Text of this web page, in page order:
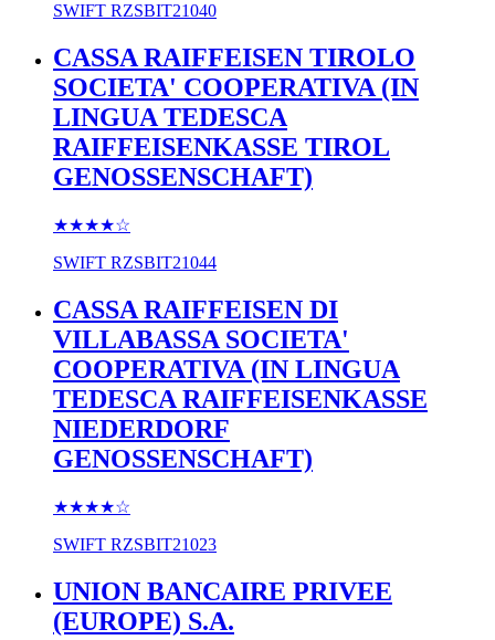
SWIFT RZSBIT21040
CASSA RAIFFEISEN TIROLO
SOCIETA' COOPERATIVA (IN
LINGUA TEDESCA
RAIFFEISENKASSE TIROL
GENOSSENSCHAFT)
★★★★☆
SWIFT RZSBIT21044
CASSA RAIFFEISEN DI
VILLABASSA SOCIETA'
COOPERATIVA (IN LINGUA
TEDESCA RAIFFEISENKASSE
NIEDERDORF
GENOSSENSCHAFT)
★★★★☆
SWIFT RZSBIT21023
UNION BANCAIRE PRIVEE
(EUROPE) S.A.